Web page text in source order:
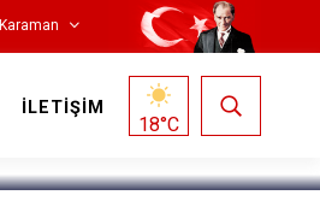
Karaman
İLETİŞİM
18°C